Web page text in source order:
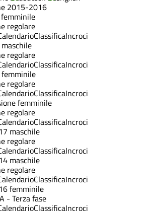
2015-2016
regolare
ClassificaIncroci
regolare
ClassificaIncroci
femminile
regolare
ClassificaIncroci
femminile
regolare
ClassificaIncroci
maschile
regolare
ClassificaIncroci
maschile
regolare
ClassificaIncroci
femminile
- Terza fase
ClassificaIncroci